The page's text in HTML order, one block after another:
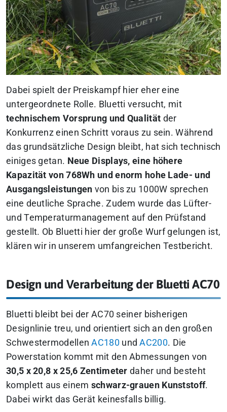
Dabei spielt der Preiskampf hier eher eine
untergeordnete Rolle. Bluetti versucht, mit
technischem Vorsprung und Qualität der
Konkurrenz einen Schritt voraus zu sein. Während
das grundsätzliche Design bleibt, hat sich technisch
einiges getan. Neue Displays, eine höhere
Kapazität von 768Wh und enorm hohe Lade- und
Ausgangsleistungen von bis zu 1000W sprechen
eine deutliche Sprache. Zudem wurde das Lüfter-
und Temperaturmanagement auf den Prüfstand
gestellt. Ob Bluetti hier der große Wurf gelungen ist,
klären wir in unserem umfangreichen Testbericht.
Design und Verarbeitung der Bluetti AC70
Bluetti bleibt bei der AC70 seiner bisherigen
Designlinie treu, und orientiert sich an den großen
SchwestermodellenAC180undAC200. Die
Powerstation kommt mit den Abmessungen von
30,5 x 20,8 x 25,6 Zentimeter daher und besteht
komplett aus einem schwarz-grauen Kunststoff.
Dabei wirkt das Gerät keinesfalls billig.